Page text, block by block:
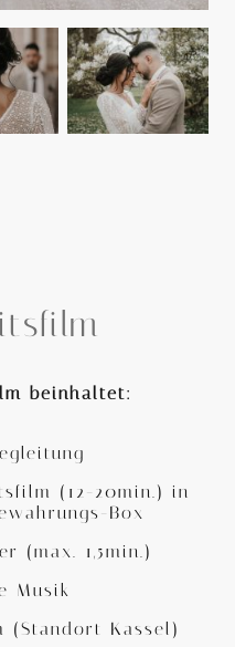
beinhaltet:
(12-20min.) in
Box
(max. 1,5min.)
Musik
(Standort Kassel)